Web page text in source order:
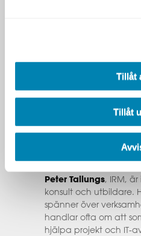
Tillåt
Tillåt
Peter Tallungs, IRM,
konsult och utbildare.
spänner över
handlar ofta om att
hjälpa projekt och IT-